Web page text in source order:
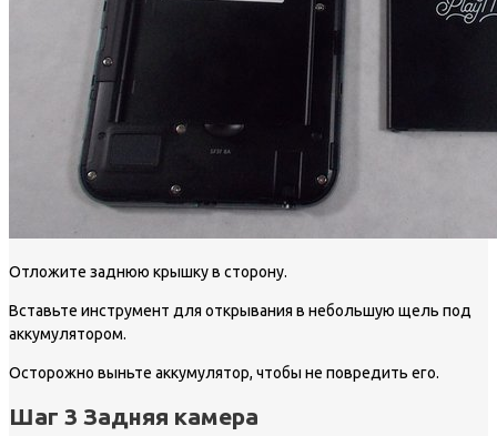
Отложите заднюю крышку в сторону.
Вставьте инструмент для открывания в небольшую щель под
аккумулятором.
Осторожно выньте аккумулятор, чтобы не повредить его.
Шаг 3 Задняя камера